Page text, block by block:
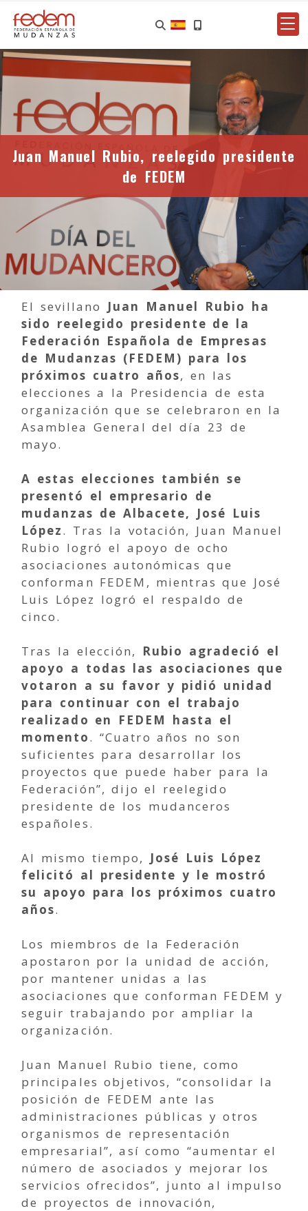
Juan Manuel Rubio, reelegido presidente
de FEDEM
El sevillano Juan Manuel Rubio ha
sido reelegido presidente de la
Federación Española de Empresas
de Mudanzas (FEDEM) para los
próximos cuatro años, en las
elecciones a la Presidencia de esta
organización que se celebraron en la
Asamblea General del día 23 de
mayo.
A estas elecciones también se
presentó el empresario de
mudanzas de Albacete, José Luis
López. Tras la votación, Juan Manuel
Rubio logró el apoyo de ocho
asociaciones autonómicas que
conforman FEDEM, mientras que José
Luis López logró el respaldo de
cinco.
Tras la elección, Rubio agradeció el
apoyo a todas las asociaciones que
votaron a su favor y pidió unidad
para continuar con el trabajo
realizado en FEDEM hasta el
momento. “Cuatro años no son
suficientes para desarrollar los
proyectos que puede haber para la
Federación”, dijo el reelegido
presidente de los mudanceros
españoles.
Al mismo tiempo, José Luis López
felicitó al presidente y le mostró
su apoyo para los próximos cuatro
años.
Los miembros de la Federación
apostaron por la unidad de acción,
por mantener unidas a las
asociaciones que conforman FEDEM y
seguir trabajando por ampliar la
organización.
Juan Manuel Rubio tiene, como
principales objetivos, “consolidar la
posición de FEDEM ante las
administraciones públicas y otros
organismos de representación
empresarial”, así como “aumentar el
número de asociados y mejorar los
servicios ofrecidos”, junto al impulso
de proyectos de innovación,